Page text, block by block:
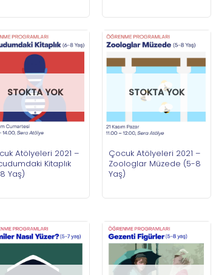
STOKTA YOK
Atölyeleri 2021 –
Kitaplık
Yaş)
STOKTA YOK
Çocuk Atölyeleri 2021 –
Zoologlar Müzede (5-8
Yaş)